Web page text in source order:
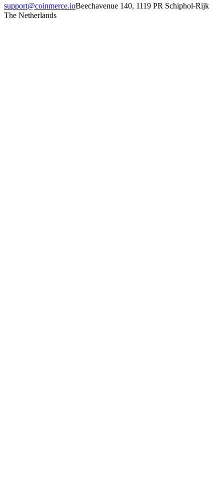
support@coinmerce.ioBeechavenue 140, 1119 PR Schiphol-Rijk
The Netherlands